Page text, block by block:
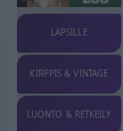
LAPSILLE
KIRPPIS & VINTAGE
LUONTO & RETKEILY